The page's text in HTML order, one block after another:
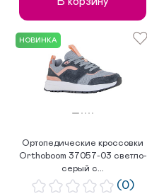
НОВИНКА
Ортопедические кроссовки
Orthoboom 37057-03 светло-
серый с...
(0)